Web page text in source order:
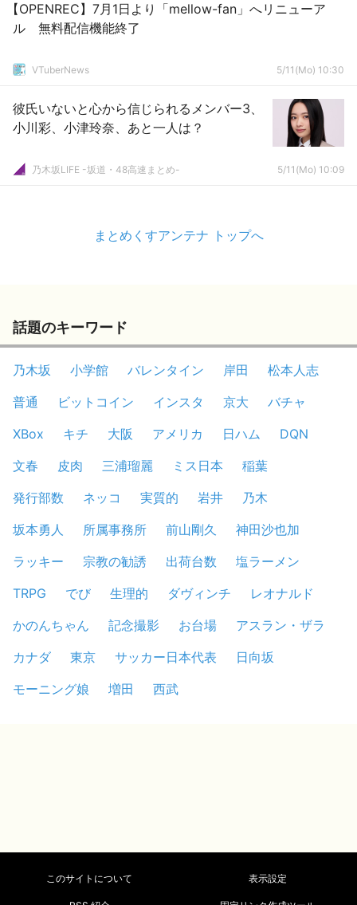
【OPENREC】7月1日より「mellow-fan」へリニューア
ル 無料配信機能終了
VTuberNews 5/11(Mo) 10:30
彼氏いないと心から信じられるメンバー3、
小川彩、小津玲奈、あと一人は？
乃木坂LIFE -坂道・48高速まとめ- 5/11(Mo) 10:09
まとめくすアンテナ トップへ
話題のキーワード
乃木坂 小学館 バレンタイン 岸田
松本人志
普通
ビットコイン インスタ 京大
バチャ
XBox
キチ 大阪 アメリカ 日ハム
DQN
文春
皮肉 三浦瑠麗 ミス日本
稲葉
発行部数
ネッコ 実質的 岩井
乃木
坂本勇人
所属事務所 前山剛久
神田沙也加
ラッキー
宗教の勧誘 出荷台数
塩ラーメン
TRPG
でび 生理的 ダヴィンチ
レオナルド
かのんちゃん
記念撮影 お台場
アスラン・ザラ
カナダ
東京 サッカー日本代表
日向坂
モーニング娘
増田 西武
このサイトについて 表示設定